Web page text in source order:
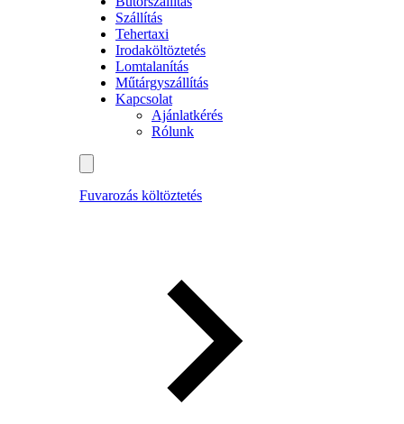
Szállítás
Tehertaxi
Irodaköltöztetés
Lomtalanítás
Műtárgyszállítás
Kapcsolat
Ajánlatkérés
Rólunk
Fuvarozás költöztetés